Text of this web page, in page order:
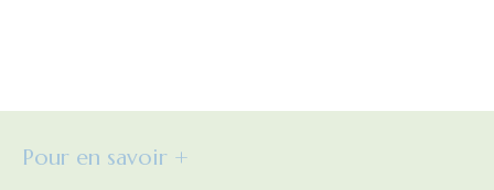
Pour en savoir +